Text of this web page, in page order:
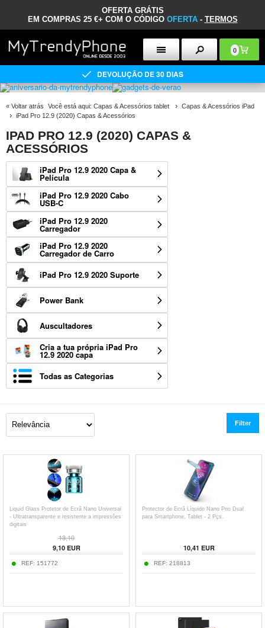
OFERTA GRÁTIS
EM COMPRAS 25 €+ COM O CÓDIGO OFERTA- TERMOS
0
DEVOLUÇÃO DE 30 DIAS
« Voltar atrás Você está aqui: Capas & Acessórios tablet
Capas & Acessórios iPad
iPad Pro 12.9 (2020) Capas & Acessórios
IPAD PRO 12.9 (2020) CAPAS &
ACESSÓRIOS
iPad Pro 12.9 2020 Capa &
Película
iPad Pro 12.9 2020 Cabo
USB-C
iPad Pro 12.9 2020
Carregador
iPad Pro 12.9 2020
Carregador de Carro
iPad Pro 12.9 2020 Suporte
Power Bank
Auscultadores
Cria a tua própria iPad Pro
12.9 2020 capa
Todas as Categorias
Filter
Liquid Glass Protetor de Ecrã Nano Universal
- Ultratransparente e resistente a impressões
digitais
13,10
9,10EUR
REF: 151772
Protector de Ecrã Líquido Nano Prio Dual
para Smartphone, Tablet - 2 Pçs.
10,41 EUR
REF: 218813